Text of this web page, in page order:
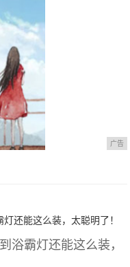
广告
浴霸灯还能这么装，